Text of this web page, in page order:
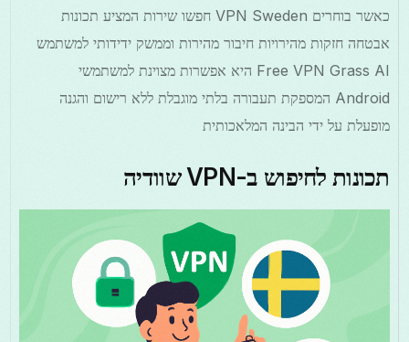
כאשר בוחרים VPN Sweden חפשו שירות המציע תכונות
אבטחה חזקות מהירויות חיבור מהירות וממשק ידידותי למשתמש
Free VPN Grass AI היא אפשרות מצוינת למשתמשי
Android המספקת תעבורה בלתי מוגבלת ללא רישום והגנה
מופעלת על ידי הבינה המלאכותית
תכונות לחיפוש ב-VPN שוודיה